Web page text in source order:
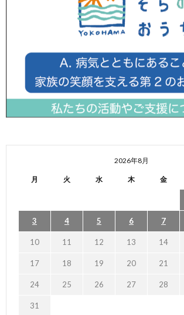
2026年8月
月 火 水 木 金
3 4 5 6 7
10 11 12 13 14
17 18 19 20 21
24 25 26 27 28
31